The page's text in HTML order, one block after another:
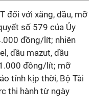
đối với xăng, dầu, mỡ
số 579 của Ủy
đồng/lít; nhiên
dầu mazut, dầu
đồng/lít; mỡ
tính kịp thời, Bộ Tài
thi hành từ ngày